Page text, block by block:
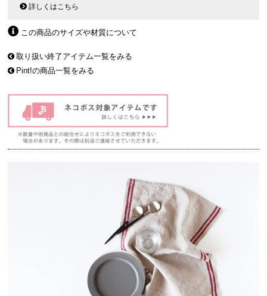
詳しくはこちら
この商品のサイズや材質について
取り扱い終了アイテム一覧をみる
Pint!の商品一覧をみる